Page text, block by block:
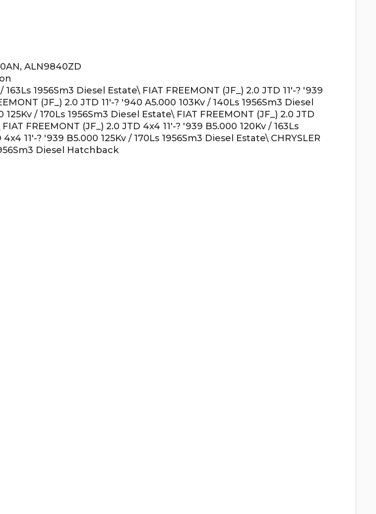
ALN9840ZD
1956Sm3 Diesel Estate\ FIAT FREEMONT (JF_) 2.0 JTD 11'-? '939
(JF_) 2.0 JTD 11'-? '940 A5.000 103Kv / 140Ls 1956Sm3 Diesel
/ 170Ls 1956Sm3 Diesel Estate\ FIAT FREEMONT (JF_) 2.0 JTD
FREEMONT (JF_) 2.0 JTD 4x4 11'-? '939 B5.000 120Kv / 163Ls
11'-? '939 B5.000 125Kv / 170Ls 1956Sm3 Diesel Estate\ CHRYSLER
Diesel Hatchback